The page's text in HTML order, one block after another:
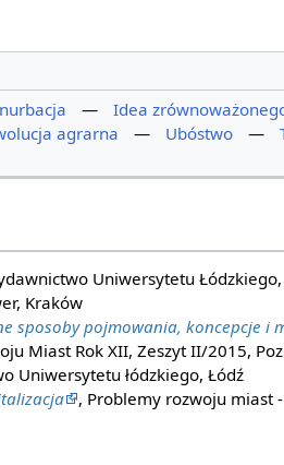
—
Idea
agrarna — Ubóstwo —
Uniwersytetu
Kraków
sposoby pojmowania, koncepcje i
Miast Rok XII, Zeszyt II/2015,
Uniwersytetu łódzkiego, Łódź
, Problemy rozwoju miast -